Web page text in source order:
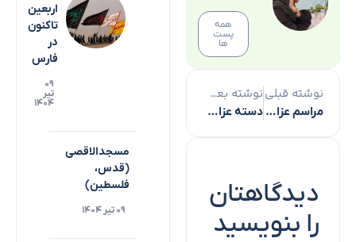
همه
پست
ها
نوشته قبلی
مراسم عزاداری عاشورا در مسجد حظیره یزد
نوشته بعدی
دسته عزاداری هیئت فاطمیون زنجان در شب عاشورا
دیدگاهتان
را بنویسید
اربعین
تاکنون
در
فارس
۰۹
تیر
۱۴۰۴
مسجدالاقصی
(قدس،
فلسطین)
۰۹ تیر ۱۴۰۴